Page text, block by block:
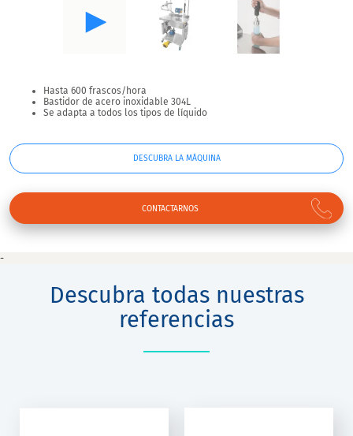
Hasta 600 frascos/hora
Bastidor de acero inoxidable 304L
Se adapta a todos los tipos de líquido
DESCUBRA LA MÁQUINA
CONTACTARNOS
-
Descubra todas nuestras
referencias